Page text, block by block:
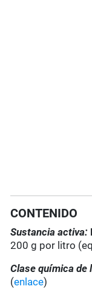
CONTENIDO
Sustancia activa:
200 g por litro
Clase química de
(enlace)